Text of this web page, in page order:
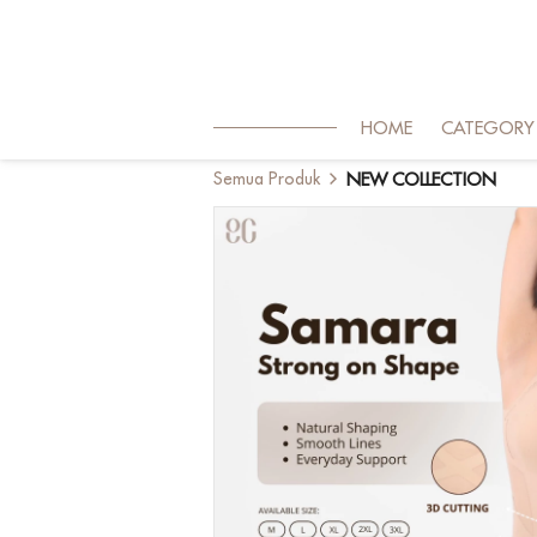
HOME CATEGORY
Semua Produk NEW COLLECTION